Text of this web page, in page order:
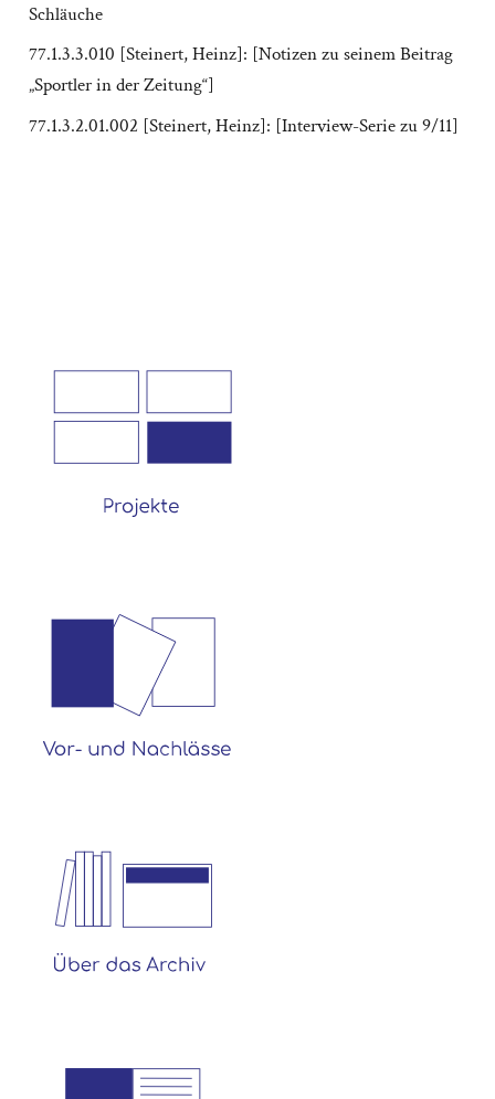
Schläuche
77.1.3.3.010 [Steinert, Heinz]: [Notizen zu seinem Beitrag
„Sportler in der Zeitung“]
77.1.3.2.01.002 [Steinert, Heinz]: [Interview-Serie zu 9/11]